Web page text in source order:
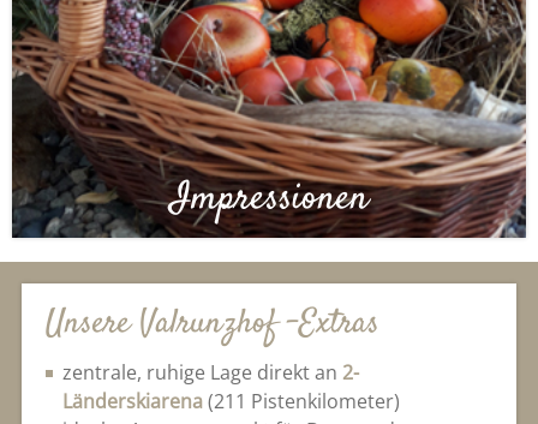
Impressionen
Unsere Valrunzhof -Extras
zentrale, ruhige Lage direkt an 2-
Länderskiarena(211 Pistenkilometer)